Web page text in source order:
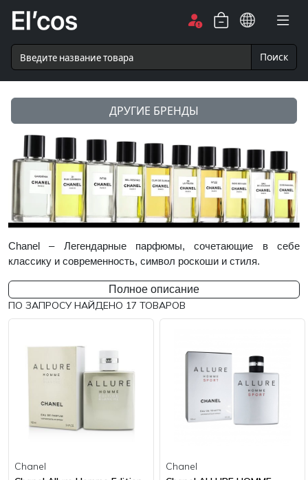
Поиск
ДРУГИЕ БРЕНДЫ
Chanel – Легендарные парфюмы, сочетающие в себе
классику и современность, символ роскоши и стиля.
Полное описание
ПО ЗАПРОСУ НАЙДЕНО 17 ТОВАРОВ
Chanel
Chanel